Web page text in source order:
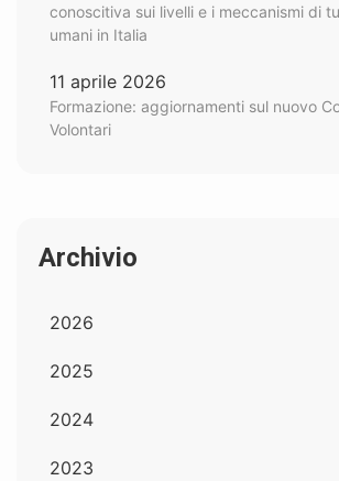
conoscitiva sui livelli e i meccanismi di
umani in Italia
11 aprile 2026
Formazione: aggiornamenti sul nuovo
Volontari
Archivio
2026
2025
2024
2023